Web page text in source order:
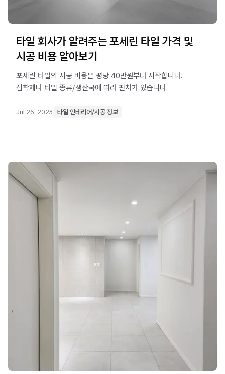
타일 회사가 알려주는 포세린 타일 가격 및
시공 비용 알아보기
포세린 타일의 시공 비용은 평당 40만원부터 시작합니다.
접착제나 타일 종류/생산국에 따라 편차가 있습니다.
Jul 26, 2023 타일 인테리어/시공 정보